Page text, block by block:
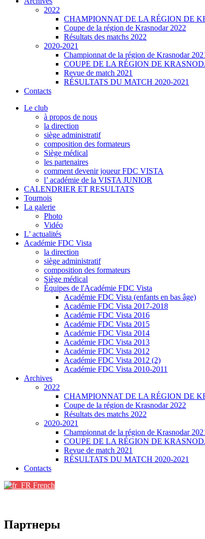
2022
CHAMPIONNAT DE LA RÉGION DE
Coupe de la région de Krasnodar 2022
Résultats des matchs 2022
2020-2021
Championnat de la région de Krasnodar
COUPE DE LA RÉGION DE
Revue de match 2021
RÉSULTATS DU MATCH 2020-2021
Contacts
Le club
à propos de nous
la direction
siège administratif
composition des formateurs
Siège médical
les partenaires
comment devenir joueur FDC VISTA
l’ académie de la VISTA JUNIOR
CALENDRIER ET RESULTATS
Tournois
La galerie
Photo
Vidéo
L’ actualités
Académie FDC Vista
la direction
siège administratif
composition des formateurs
Siège médical
Équipes de l'Académie FDC Vista
Académie FDC Vista (enfants en bas âge)
Académie FDC Vista 2017-2018
Académie FDC Vista 2016
Académie FDC Vista 2015
Académie FDC Vista 2014
Académie FDC Vista 2013
Académie FDC Vista 2012
Académie FDC Vista 2012 (2)
Académie FDC Vista 2010-2011
Archives
2022
CHAMPIONNAT DE LA RÉGION DE
Coupe de la région de Krasnodar 2022
Résultats des matchs 2022
2020-2021
Championnat de la région de Krasnodar
COUPE DE LA RÉGION DE
Revue de match 2021
RÉSULTATS DU MATCH 2020-2021
Contacts
French
Партнеры